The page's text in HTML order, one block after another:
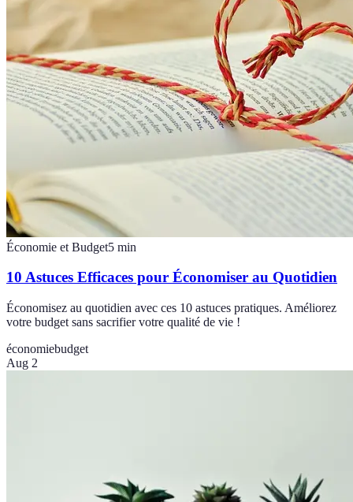
Économie et Budget5 min
10 Astuces Efficaces pour Économiser au Quotidien
Économisez au quotidien avec ces 10 astuces pratiques. Améliorez
votre budget sans sacrifier votre qualité de vie !
économiebudget
Aug 2